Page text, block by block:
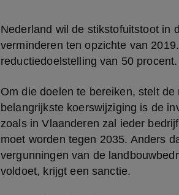
Nederland wil de stikstofuitstoot in
verminderen ten opzichte van
reductiedoelstelling van 50 procent.
Om die doelen te bereiken, stelt
belangrijkste koerswijziging is de
zoals in Vlaanderen zal ieder
moet worden tegen 2035. Anders
vergunningen van de
voldoet, krijgt een sanctie.